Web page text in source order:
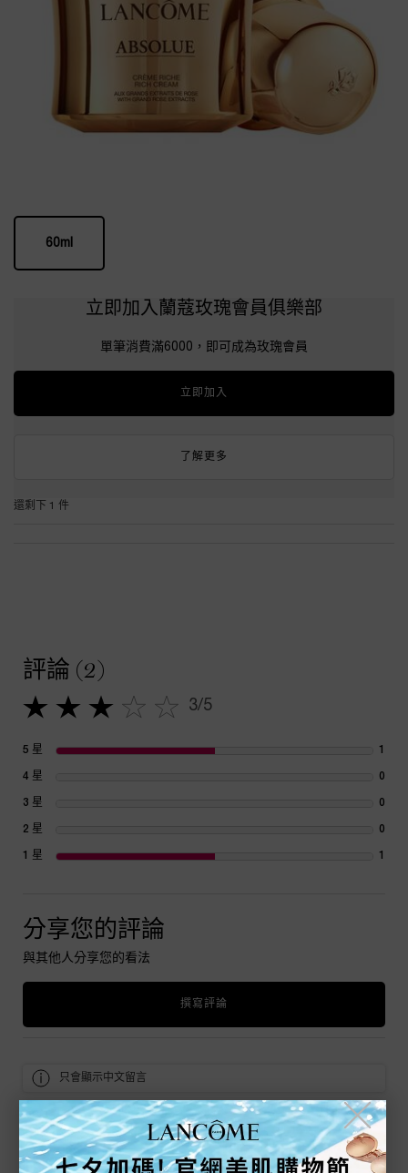
Selected
60ml
, 1 of 1
立即加入蘭蔻玫瑰會員俱樂部
單筆消費滿6000，即可成為玫瑰會員
立即加入
了解更多
還剩下 1 件
評論 (2)
3 out of 5 stars. 3/5
5 星 1
4 星 0
3 星 0
2 星 0
1 星 1
分享您的評論
與其他人分享您的看法
撰寫評論
只會顯示中文留言
匿名
5 out of 5 stars.5/5
╳